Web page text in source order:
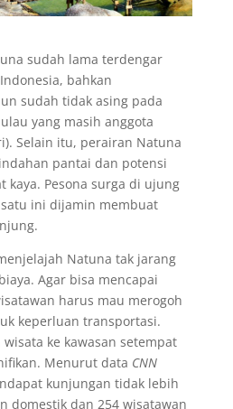
sudah lama terdengar
bahkan
sudah tidak asing pada
yang masih anggota
Selain itu, perairan Natuna
pantai dan potensi
kaya. Pesona surga di ujung
ini dijamin membuat
Natuna tak jarang
Agar bisa mencapai
harus mau merogoh
keperluan transportasi.
ke kawasan setempat
Menurut data CNN
kunjungan tidak lebih
domestik dan 254 wisatawan